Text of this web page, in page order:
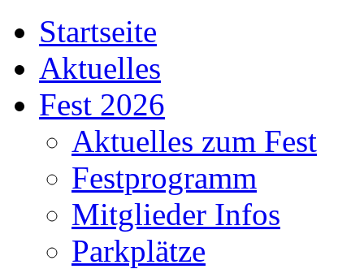
Startseite
Aktuelles
Fest 2026
Aktuelles zum Fest
Festprogramm
Mitglieder Infos
Parkplätze